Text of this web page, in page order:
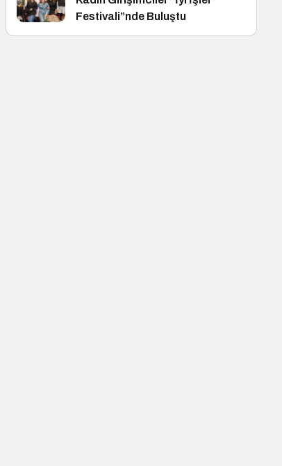
Festivali”nde Buluştu